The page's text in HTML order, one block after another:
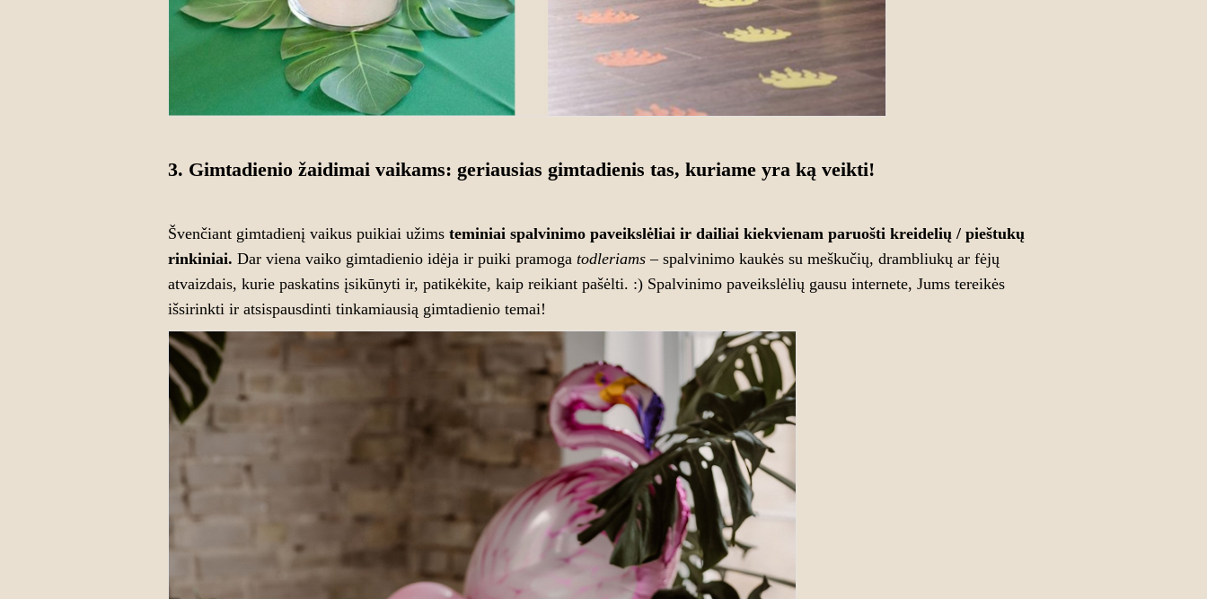
3. Gimtadienio žaidimai vaikams: geriausias gimtadienis tas, kuriame yra ką veikti!
Švenčiant gimtadienį vaikus puikiai užims teminiai spalvinimo paveikslėliai ir dailiai kiekvienam paruošti kreidelių / pieštukų
rinkiniai. Dar viena vaiko gimtadienio idėja ir puiki pramoga todleriams– spalvinimo kaukės su meškučių, drambliukų ar fėjų
atvaizdais, kurie paskatins įsikūnyti ir, patikėkite, kaip reikiant pašėlti. :) Spalvinimo paveikslėlių gausu internete, Jums tereikės
išsirinkti ir atsispausdinti tinkamiausią gimtadienio temai!